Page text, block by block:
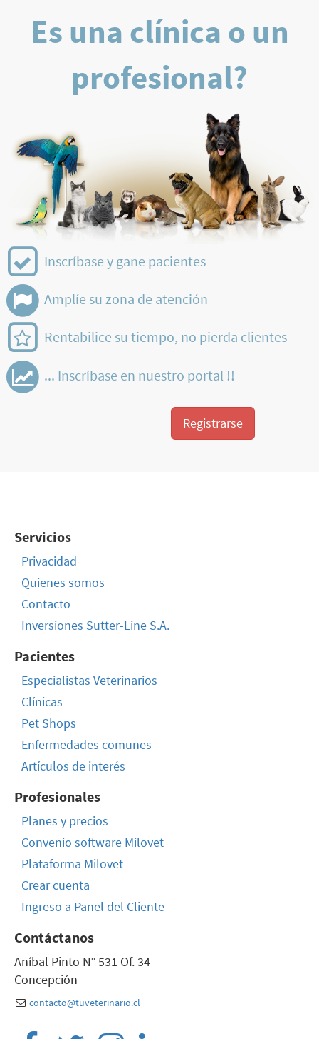
Es una clínica o un
profesional?
Inscríbase y gane pacientes
Amplíe su zona de atención
Rentabilice su tiempo, no pierda clientes
... Inscríbase en nuestro portal !!
Registrarse
Servicios
Privacidad
Quienes somos
Contacto
Inversiones Sutter-Line S.A.
Pacientes
Especialistas Veterinarios
Clínicas
Pet Shops
Enfermedades comunes
Artículos de interés
Profesionales
Planes y precios
Convenio software Milovet
Plataforma Milovet
Crear cuenta
Ingreso a Panel del Cliente
Contáctanos
Aníbal Pinto N° 531 Of. 34
Concepción
contacto@tuveterinario.cl